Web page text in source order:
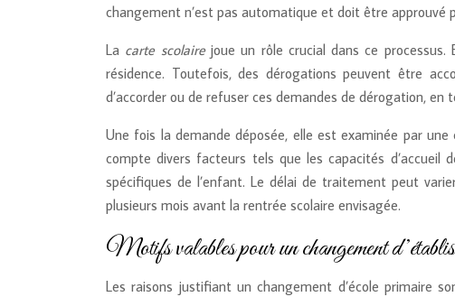
changement n’est pas automatique et doit être approuvé
La carte scolairejoue un rôle crucial dans ce processus.
résidence. Toutefois, des dérogations peuvent être
d’accorder ou de refuser ces demandes de dérogation,
Une fois la demande déposée, elle est examinée par
compte divers facteurs tels que les capacités d’accueil
spécifiques de l’enfant. Le délai de traitement peut
plusieurs mois avant la rentrée scolaire envisagée.
Motifs valables pour un changement
Les raisons justifiant un changement d’école primaire